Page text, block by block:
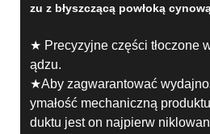
zu z błyszczącą powłoką
★ Precyzyjne części tłoczone
ądzu.
★Aby zagwarantować
ymałość mechaniczną
duktu jest on najpierw